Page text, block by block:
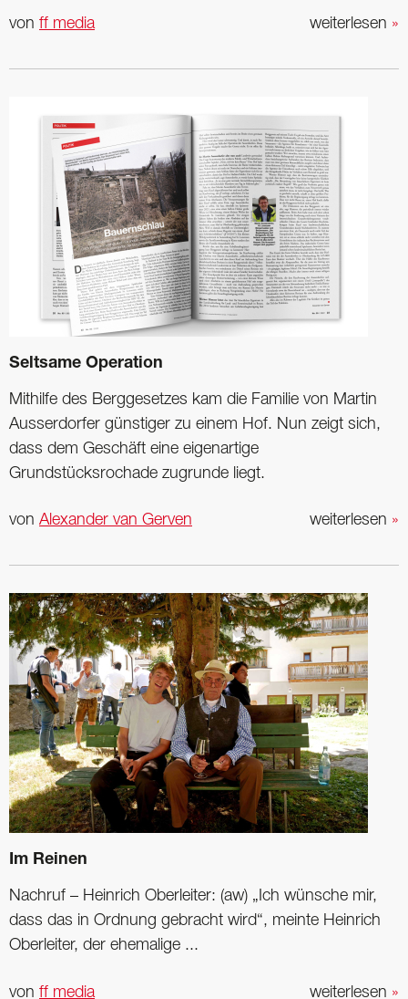
weiterlesen »
von ff media
Seltsame Operation
Mithilfe des Berggesetzes kam die Familie von Martin
Ausserdorfer günstiger zu einem Hof. Nun zeigt sich,
dass dem Geschäft eine eigenartige
Grundstücksrochade zugrunde liegt.
weiterlesen »
von Alexander van Gerven
Im Reinen
Nachruf – Heinrich Oberleiter: (aw) „Ich wünsche mir,
dass das in Ordnung gebracht wird“, meinte Heinrich
Oberleiter, der ehemalige ...
weiterlesen »
von ff media